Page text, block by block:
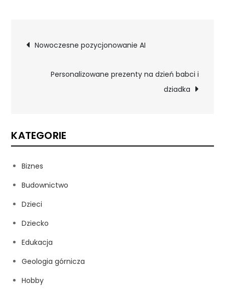
Nawigacja
wpisu
Nowoczesne pozycjonowanie AI
Personalizowane prezenty na dzień babci i
dziadka
KATEGORIE
Biznes
Budownictwo
Dzieci
Dziecko
Edukacja
Geologia górnicza
Hobby